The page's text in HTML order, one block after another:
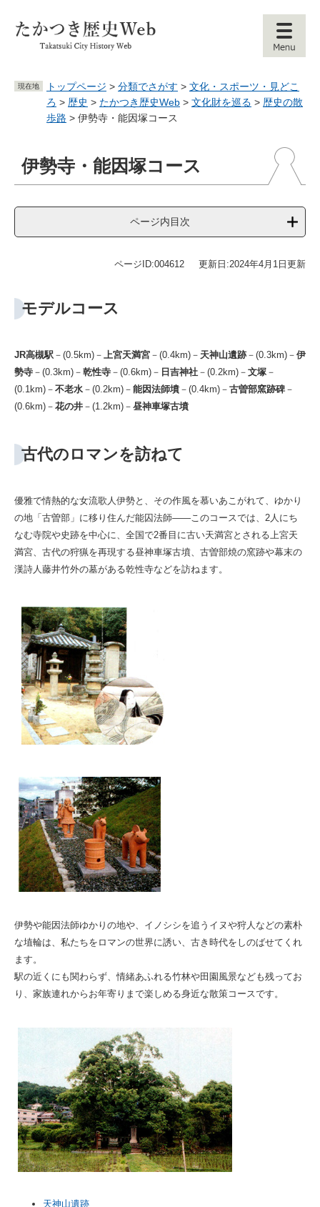
現在地 トップページ > 分類でさがす > 文化・スポーツ・見どこ
ろ > 歴史 > たかつき歴史Web > 文化財を巡る > 歴史の散
歩路 > 伊勢寺・能因塚コース
文伊勢寺・能因塚コース
ページ内目次
ページID:004612 更新日:2024年4月1日更新
モデルコース
JR高槻駅 －(0.5km)－ 上宮天満宮 －(0.4km)－ 天神山遺跡 －(0.3km)－ 伊
勢寺 －(0.3km)－ 乾性寺 －(0.6km)－ 日吉神社 －(0.2km)－ 文塚 －
(0.1km)－ 不老水 －(0.2km)－ 能因法師墳 －(0.4km)－ 古曽部窯跡碑 －
(0.6km)－ 花の井 －(1.2km)－ 昼神車塚古墳
古代のロマンを訪ねて
優雅で情熱的な女流歌人伊勢と、その作風を慕いあこがれて、ゆかり
の地「古曽部」に移り住んだ能囚法師――このコースでは、2人にち
なむ寺院や史跡を中心に、全国で2番目に古い天満宮とされる上宮天
満宮、古代の狩猟を再現する昼神車塚古墳、古曽部焼の窯跡や幕末の
漢詩人藤井竹外の墓がある乾性寺などを訪ねます。
伊勢や能因法師ゆかりの地や、イノシシを追うイヌや狩人などの素朴
な埴輪は、私たちをロマンの世界に誘い、古き時代をしのばせてくれ
ます。
駅の近くにも関わらず、情緒あふれる竹林や田園風景なども残ってお
り、家族連れからお年寄りまで楽しめる身近な散策コースです。
天神山遺跡